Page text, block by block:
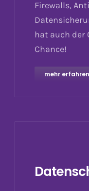
Firewalls,
hat auch der
Chance!
mehr erfahren